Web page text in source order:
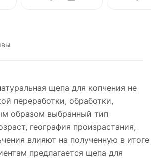
щепа для копчения не
переработки, обработки,
образом выбранный тип
география произрастания,
влияют на полученную в итоге
предлагается щепа для